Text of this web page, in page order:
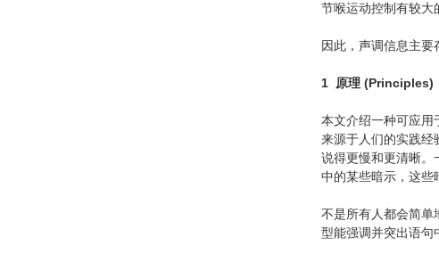
节喉运动控制有较大
因此，声调信息主要
1 原理 (Principles)
本文介绍一种可应用
来源于人们的实践经
说得更慢和更清晰。
中的某些暗示，这些
不是所有人都会简单
型能强调并突出语句